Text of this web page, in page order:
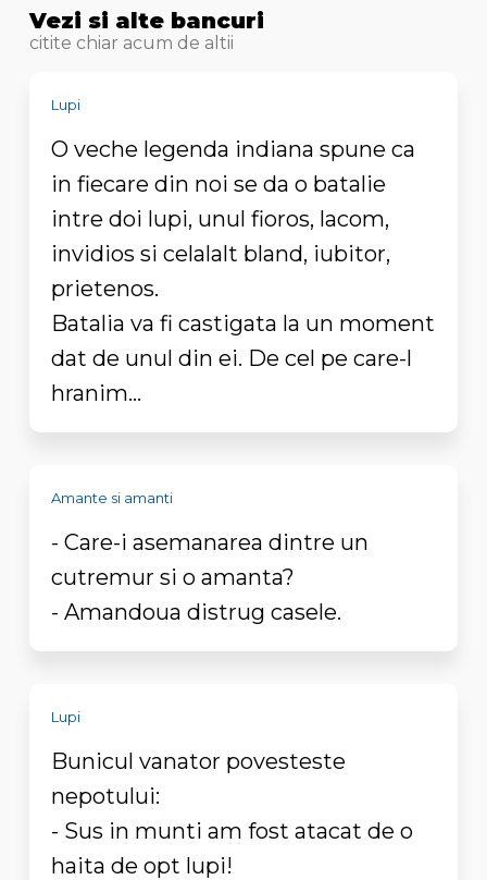
Vezi si alte bancuri
citite chiar acum de altii
Lupi
O veche legenda indiana spune ca
in fiecare din noi se da o batalie
intre doi lupi, unul fioros, lacom,
invidios si celalalt bland, iubitor,
prietenos.
Batalia va fi castigata la un moment
dat de unul din ei. De cel pe care-l
hranim...
Amante si amanti
- Care-i asemanarea dintre un
cutremur si o amanta?
- Amandoua distrug casele.
Lupi
Bunicul vanator povesteste
nepotului:
- Sus in munti am fost atacat de o
haita de opt lupi!